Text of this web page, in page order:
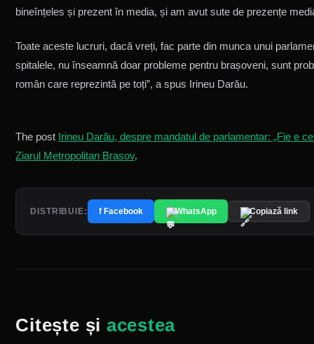
bineînțeles și prezent în media, și am avut sute de prezențe
Toate aceste lucruri, dacă vreți, fac parte din munca unui
spitalele, nu înseamnă doar probleme pentru brașoveni, sunt
român care reprezintă pe toți”, a spus Irineu Darău.
The post Irineu Darău, despre mandatul de parlamentar: „Fie e
Ziarul Metropolitan Brasov.
DISTRIBUIE: f Facebook WhatsApp Copiază link
Citește și acestea